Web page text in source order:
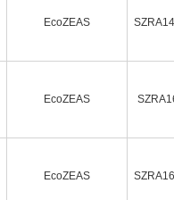
EcoZEAS
EcoZEAS
EcoZEAS